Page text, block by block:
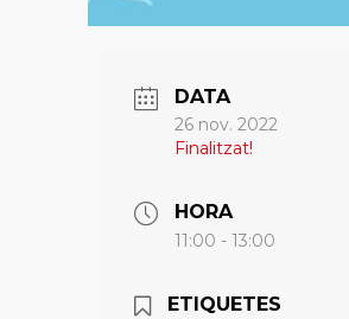
DATA
26 nov. 2022
Finalitzat!
HORA
11:00 - 13:00
ETIQUETES